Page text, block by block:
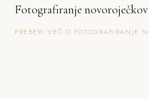
Fotografiranje novoroječkov
PREBERI VEČ O FOTOGRAFIRANJE